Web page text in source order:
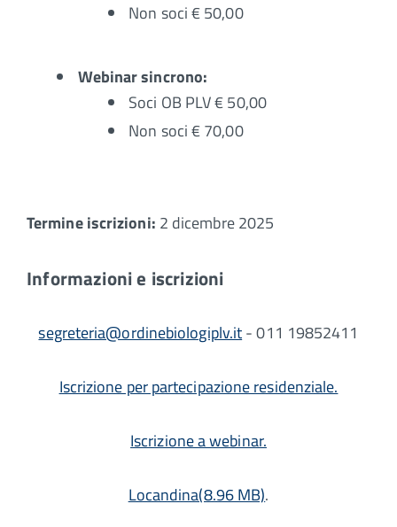
Non soci € 50,00
Webinar sincrono:
Soci OB PLV € 50,00
Non soci € 70,00
Termine iscrizioni: 2 dicembre 2025
Informazioni e iscrizioni
segreteria@ordinebiologiplv.it- 011 19852411
Iscrizione per partecipazione residenziale.
Iscrizione a webinar.
Locandina(8.96 MB).